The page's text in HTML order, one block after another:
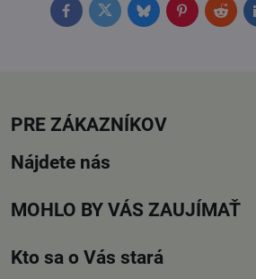
FacebookTwitterBlueskyPinterestReddit
PRE ZÁKAZNÍKOV
Nájdete nás
MOHLO BY VÁS ZAUJÍMAŤ
Kto sa o Vás stará